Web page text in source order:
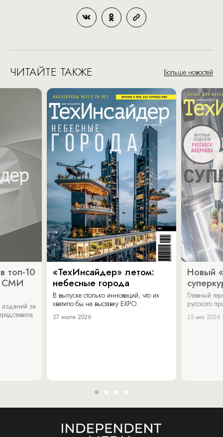
ЧИТАЙТЕ ТАКЖЕ Больше новостей
топ-10
СМИ
изданий за
«ТехИнсайдер» летом:
небесные города
В выпуске столько инноваций, что их
хватило бы на выставку EXPO.
27 июля 2026
Новый
Главный
русского
25 мая 2026